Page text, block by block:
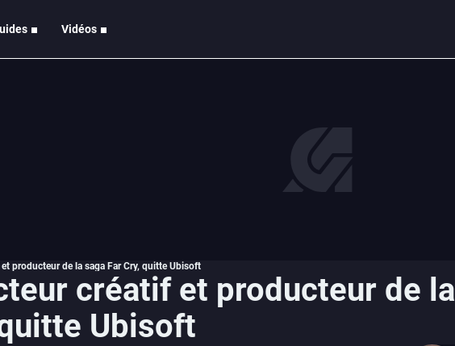
Vidéos
et producteur de la saga Far Cry, quitte Ubisoft
créatif et producteur de la
Ubisoft